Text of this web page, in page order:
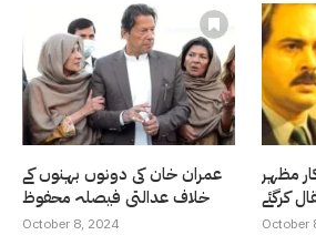
عمران خان کی دونوں بہنوں کے
خلاف عدالتی فیصلہ محفوظ
October 8, 2024
مظہر
کرگئے
October